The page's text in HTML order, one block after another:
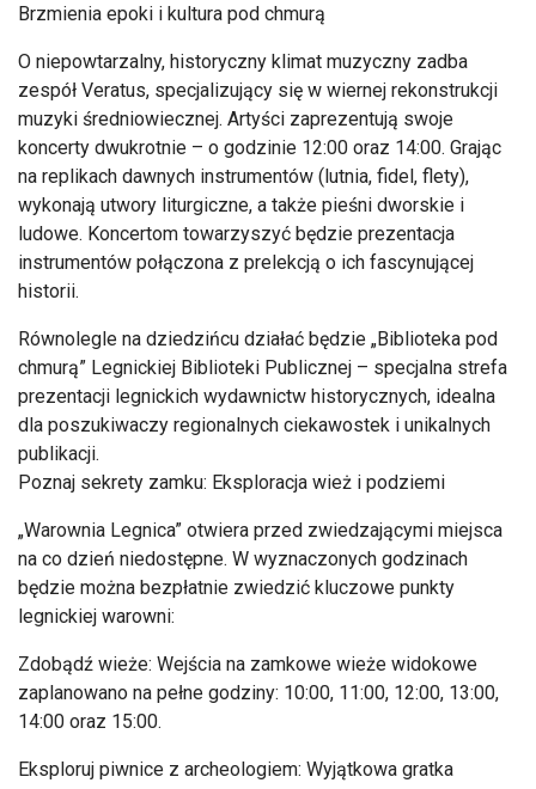
Brzmienia epoki i kultura pod chmurą
O niepowtarzalny, historyczny klimat muzyczny zadba
zespół Veratus, specjalizujący się w wiernej rekonstrukcji
muzyki średniowiecznej. Artyści zaprezentują swoje
koncerty dwukrotnie – o godzinie 12:00 oraz 14:00. Grając
na replikach dawnych instrumentów (lutnia, fidel, flety),
wykonają utwory liturgiczne, a także pieśni dworskie i
ludowe. Koncertom towarzyszyć będzie prezentacja
instrumentów połączona z prelekcją o ich fascynującej
historii.
Równolegle na dziedzińcu działać będzie „Biblioteka pod
chmurą” Legnickiej Biblioteki Publicznej – specjalna strefa
prezentacji legnickich wydawnictw historycznych, idealna
dla poszukiwaczy regionalnych ciekawostek i unikalnych
publikacji.
Poznaj sekrety zamku: Eksploracja wież i podziemi
„Warownia Legnica” otwiera przed zwiedzającymi miejsca
na co dzień niedostępne. W wyznaczonych godzinach
będzie można bezpłatnie zwiedzić kluczowe punkty
legnickiej warowni:
Zdobądź wieże: Wejścia na zamkowe wieże widokowe
zaplanowano na pełne godziny: 10:00, 11:00, 12:00, 13:00,
14:00 oraz 15:00.
Eksploruj piwnice z archeologiem: Wyjątkowa gratka